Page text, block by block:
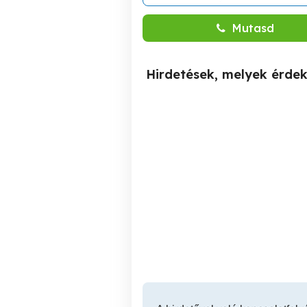
Mutasd
Hirdetések, melyek